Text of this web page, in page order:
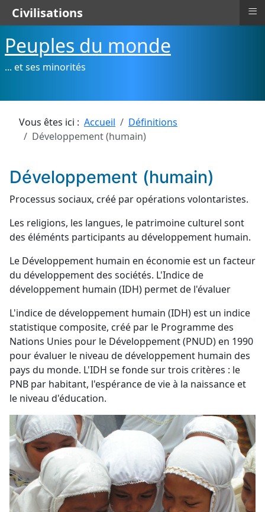
Peuples du monde
... et ses minorités
Vous êtes ici : Accueil
Définitions
Développement (humain)
Développement (humain)
Processus sociaux, créé par opérations volontaristes.
Les religions, les langues, le patrimoine culturel sont
des éléménts participants au développement humain.
Le Développement humain en économie est un facteur
du développement des sociétés. L'Indice de
développement humain (IDH) permet de l'évaluer
L'indice de développement humain (IDH) est un indice
statistique composite, créé par le Programme des
Nations Unies pour le Développement (PNUD) en 1990
pour évaluer le niveau de développement humain des
pays du monde. L'IDH se fonde sur trois critères : le
PNB par habitant, l'espérance de vie à la naissance et
le niveau d'éducation.
Civilisations ≡